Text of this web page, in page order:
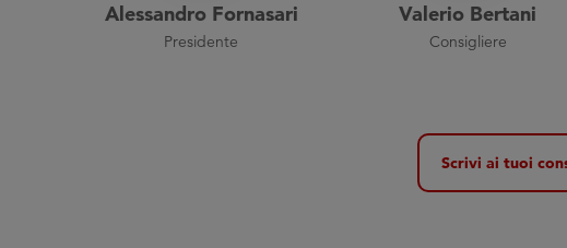
Alessandro Fornasari
Presidente
Valerio Bertani
Consigliere
Scrivi ai tuoi